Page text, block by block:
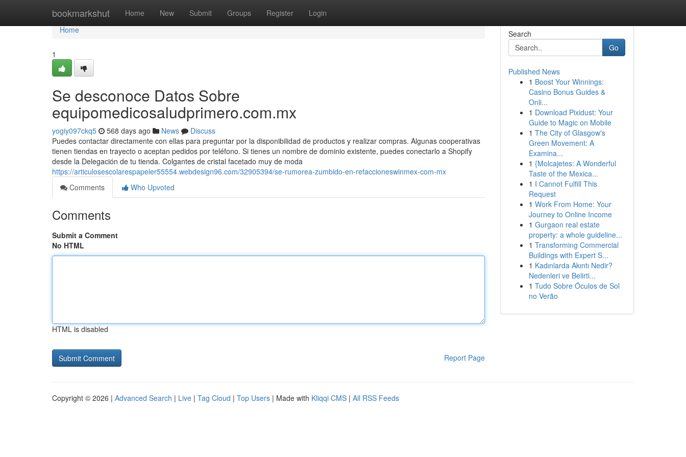
bookmarkshut Home New Submit Groups Register Login
Home
Home
1
Se desconoce Datos Sobre
equipomedicosaludprimero.com.mx
yogiy097ckq5 568 days ago News
Discuss
Puedes contactar directamente con ellas para preguntar por la disponibilidad de productos y realizar compras. Algunas cooperativas
tienen tiendas en trayecto o aceptan pedidos por teléfono. Si tienes un nombre de dominio existente, puedes conectarlo a Shopify
desde la Delegación de tu tienda. Colgantes de cristal facetado muy de moda
https://articulosescolarespapeler55554.webdesign96.com/32905394/se-rumorea-zumbido-en-refaccioneswinmex-com-mx
Comments
Who Upvoted
Comments
Submit a Comment
No HTML
HTML is disabled
Report Page
Search
Go
Published News
1 Boost Your Winnings:
Casino Bonus Guides &
Onli...
1 Download Pixidust: Your
Guide to Magic on Mobile
1 The City of Glasgow's
Green Movement: A
Examina...
1 {Molcajetes: A Wonderful
Taste of the Mexica...
1 I Cannot Fulfill This
Request
1 Work From Home: Your
Journey to Online Income
1 Gurgaon real estate
property: a whole guideline...
1 Transforming Commercial
Buildings with Expert S...
1 Kadınlarda Akıntı Nedir?
Nedenleri ve Belirti...
1 Tudo Sobre Óculos de Sol
no Verão
Copyright © 2026 | Advanced Search | Live | Tag Cloud | Top Users | Made with Kliqqi CMS | All RSS Feeds